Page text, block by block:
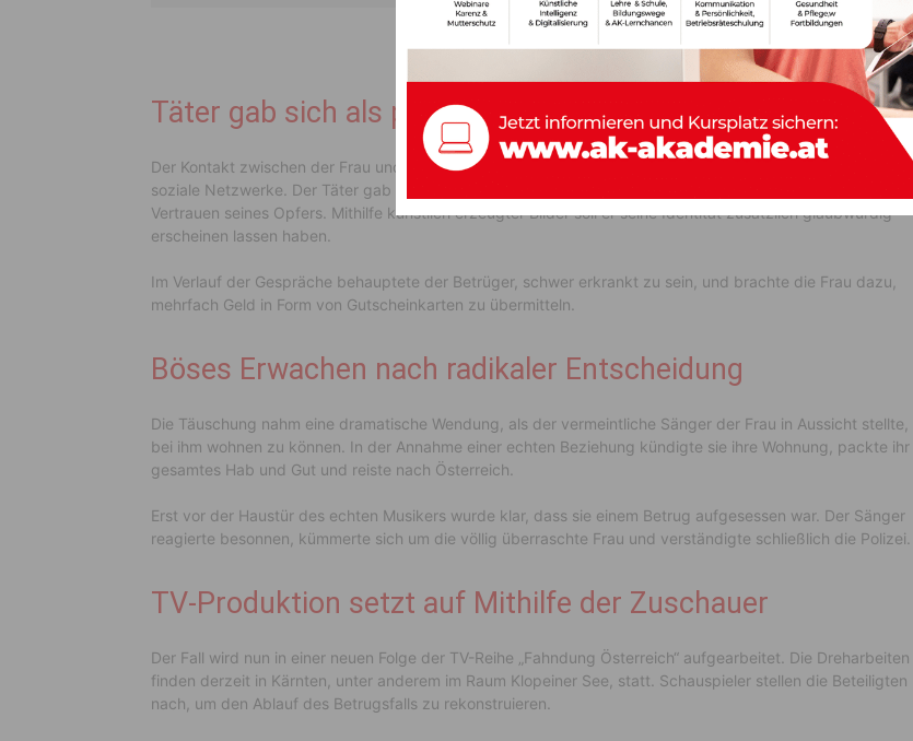
© Gert Peraurer
Täter gab sich als prominenter Musiker aus
Der Kontakt zwischen der Frau und dem bislang unbekannten Betrüger begann bereits im Jahr 2024 über
soziale Netzwerke. Der Täter gab sich dabei als Frontmann der Nockis aus und gewann schrittweise das
Vertrauen seines Opfers. Mithilfe künstlich erzeugter Bilder soll er seine Identität zusätzlich glaubwürdig
erscheinen lassen haben.
Im Verlauf der Gespräche behauptete der Betrüger, schwer erkrankt zu sein, und brachte die Frau dazu,
mehrfach Geld in Form von Gutscheinkarten zu übermitteln.
Böses Erwachen nach radikaler Entscheidung
Die Täuschung nahm eine dramatische Wendung, als der vermeintliche Sänger der Frau in Aussicht stellte,
bei ihm wohnen zu können. In der Annahme einer echten Beziehung kündigte sie ihre Wohnung, packte ihr
gesamtes Hab und Gut und reiste nach Österreich.
Erst vor der Haustür des echten Musikers wurde klar, dass sie einem Betrug aufgesessen war. Der Sänger
reagierte besonnen, kümmerte sich um die völlig überraschte Frau und verständigte schließlich die Polizei.
TV-Produktion setzt auf Mithilfe der Zuschauer
Der Fall wird nun in einer neuen Folge der TV-Reihe „Fahndung Österreich“ aufgearbeitet. Die Dreharbeiten
finden derzeit in Kärnten, unter anderem im Raum Klopeiner See, statt. Schauspieler stellen die Beteiligten
nach, um den Ablauf des Betrugsfalls zu rekonstruieren.